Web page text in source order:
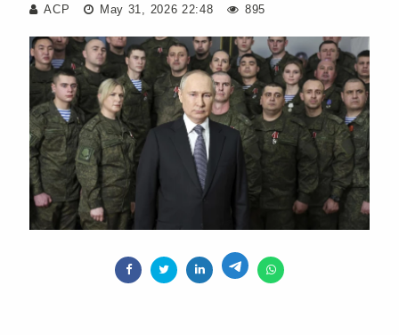
ACP May 31, 2026 22:48 895